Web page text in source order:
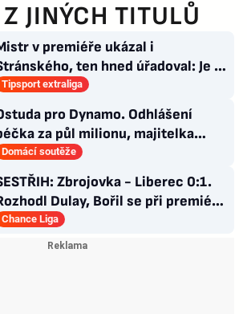
JINÝCH TITULŮ
v premiéře ukázal i
ten hned úřadoval: Je to
mě úplně nové…
Tipsport extraliga
pro Dynamo. Odhlášení
za půl milionu, majitelka
nabídku kraje
Domácí soutěže
Zbrojovka - Liberec 0:1.
Dulay, Bořil se při premiéře
Slovan zranil
Chance Liga